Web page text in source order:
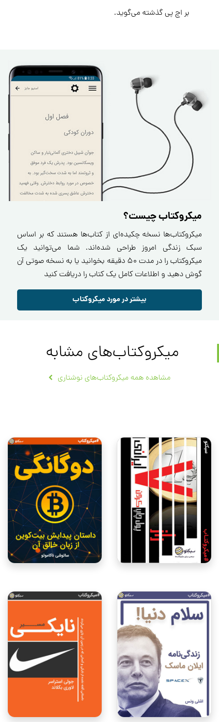
بر اچ پی گذشته می‌گوید.
میکروکتاب چیست؟
میکروکتاب‌ها نسخه چکیده‌ای از کتاب‌ها هستند که بر اساس
سبک زندگی امروز طراحی شده‌اند. شما می‌توانید یک
میکروکتاب را در مدت ۵۰ دقیقه بخوانید یا به نسخه صوتی آن
گوش دهید و اطلاعات کامل یک کتاب را دریافت کنید
بیشتر در مورد میکروکتاب
میکروکتاب‌های مشابه
مشاهده همه میکروکتاب‌های نوشتاری